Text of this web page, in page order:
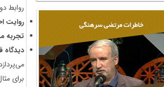
روابط
روایت
تجربه
دیدگاه
برای